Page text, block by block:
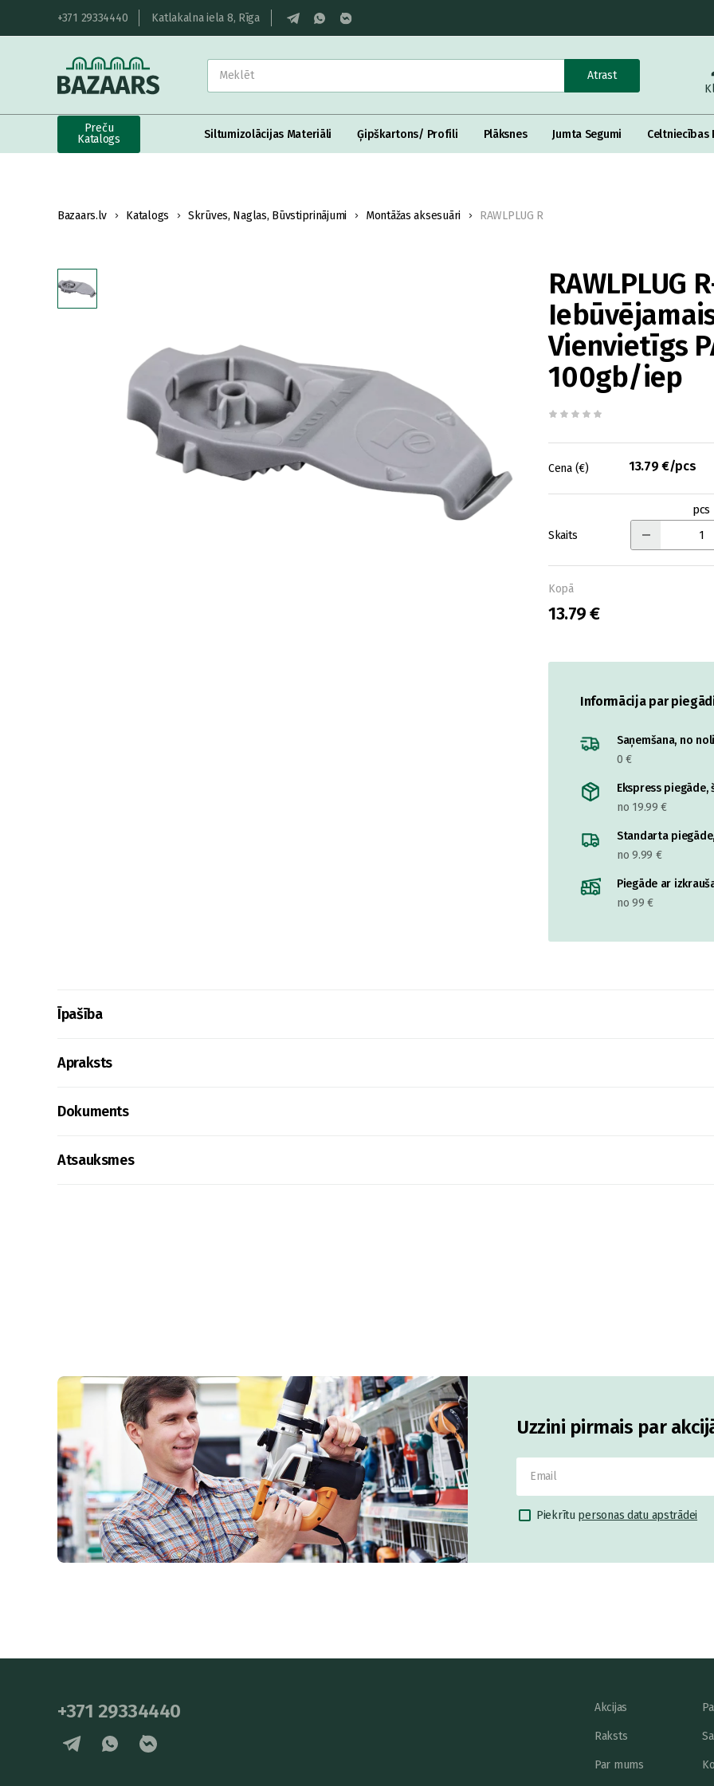
+371 29334440 Katlakalna iela 8, Rīga
Atrast
Preču
Katalogs
Siltumizolācijas Materiāli Ģipškartons/ Profili Plāksnes Jumta Segumi Celtniecības
Bazaars.lv Katalogs Skrūves, Naglas, Būvstiprinājumi Montāžas aksesuāri RAWLPLUG R
RAWLPLUG
Vienvietīgs
100gb/iep
Cena (€) 13.79 €/pcs
Skaits
pcs
Kopā
13.79 €
Informācija par
Saņemšana, no
0 €
Ekspress
no 19.99 €
Standarta
no 9.99 €
Piegāde ar
no 99 €
Īpašība
Apraksts
Dokuments
Atsauksmes
Uzzini pirmais par
Piekrītu personas datu apstrādei
+371 29334440 Akcijas
Raksts
Par mums